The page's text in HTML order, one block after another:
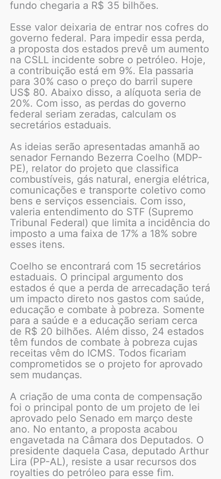
fundo chegaria a R$ 35 bilhões.
Esse valor deixaria de entrar nos cofres do
governo federal. Para impedir essa perda,
a proposta dos estados prevê um aumento
na CSLL incidente sobre o petróleo. Hoje,
a contribuição está em 9%. Ela passaria
para 30% caso o preço do barril supere
US$ 80. Abaixo disso, a alíquota seria de
20%. Com isso, as perdas do governo
federal seriam zeradas, calculam os
secretários estaduais.
As ideias serão apresentadas amanhã ao
senador Fernando Bezerra Coelho (MDP-
PE), relator do projeto que classifica
combustíveis, gás natural, energia elétrica,
comunicações e transporte coletivo como
bens e serviços essenciais. Com isso,
valeria entendimento do STF (Supremo
Tribunal Federal) que limita a incidência do
imposto a uma faixa de 17% a 18% sobre
esses itens.
Coelho se encontrará com 15 secretários
estaduais. O principal argumento dos
estados é que a perda de arrecadação terá
um impacto direto nos gastos com saúde,
educação e combate à pobreza. Somente
para a saúde e a educação seriam cerca
de R$ 20 bilhões. Além disso, 24 estados
têm fundos de combate à pobreza cujas
receitas vêm do ICMS. Todos ficariam
comprometidos se o projeto for aprovado
sem mudanças.
A criação de uma conta de compensação
foi o principal ponto de um projeto de lei
aprovado pelo Senado em março deste
ano. No entanto, a proposta acabou
engavetada na Câmara dos Deputados. O
presidente daquela Casa, deputado Arthur
Lira (PP-AL), resiste a usar recursos dos
royalties do petróleo para esse fim.